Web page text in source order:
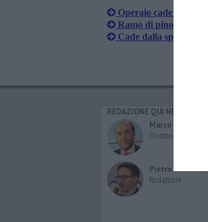
Operaio cade
Ramo di pino si
Cade dalla spalletta
REDAZIONE QUI NEWS
Marco Migli
Direttore
Pietro Mattonai
Redattore